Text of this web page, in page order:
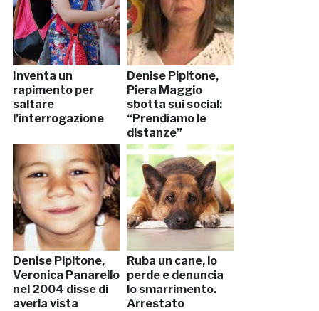
Inventa un
rapimento per
saltare
l’interrogazione
Denise Pipitone,
Piera Maggio
sbotta sui social:
“Prendiamo le
distanze”
Denise Pipitone,
Veronica Panarello
nel 2004 disse di
averla vista
Ruba un cane, lo
perde e denuncia
lo smarrimento.
Arrestato